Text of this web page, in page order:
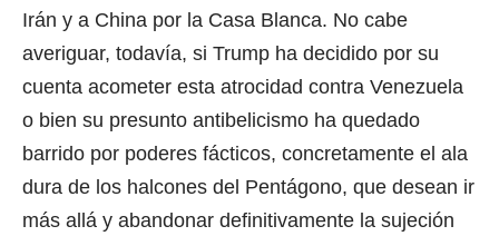
Irán y a China por la Casa Blanca. No cabe
averiguar, todavía, si Trump ha decidido por su
cuenta acometer esta atrocidad contra Venezuela
o bien su presunto antibelicismo ha quedado
barrido por poderes fácticos, concretamente el ala
dura de los halcones del Pentágono, que desean ir
más allá y abandonar definitivamente la sujeción